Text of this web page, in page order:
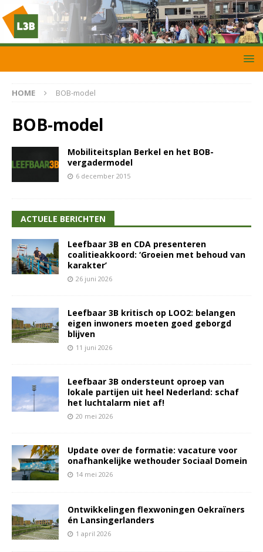
HOME BOB-model
BOB-model
Mobiliteitsplan Berkel en het BOB-
vergadermodel
6 december 2015
ACTUELE BERICHTEN
Leefbaar 3B en CDA presenteren
coalitieakkoord: ‘Groeien met behoud van
karakter’
26 juni 2026
Leefbaar 3B kritisch op LOO2: belangen
eigen inwoners moeten goed geborgd
blijven
11 juni 2026
Leefbaar 3B ondersteunt oproep van
lokale partijen uit heel Nederland: schaf
het luchtalarm niet af!
20 mei 2026
Update over de formatie: vacature voor
onafhankelijke wethouder Sociaal Domein
14 mei 2026
Ontwikkelingen flexwoningen Oekraïners
én Lansingerlanders
1 april 2026